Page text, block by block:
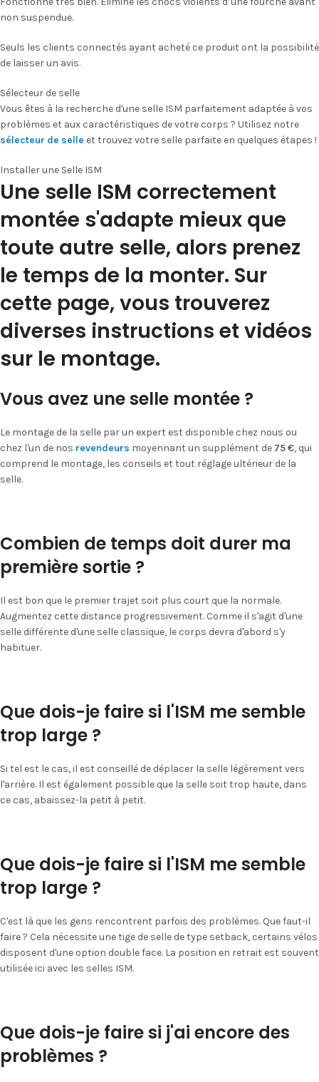
non suspendue.
Seuls les clients connectés ayant acheté ce produit ont la possibilité
de laisser un avis.
Sélecteur de selle
Vous êtes à la recherche d'une selle ISM parfaitement adaptée à vos
problèmes et aux caractéristiques de votre corps ? Utilisez notre
sélecteur de selle et trouvez votre selle parfaite en quelques étapes !
Installer une Selle ISM
Une selle ISM correctement
montée s'adapte mieux que
toute autre selle, alors prenez
le temps de la monter. Sur
cette page, vous trouverez
diverses instructions et vidéos
sur le montage.
Vous avez une selle montée ?
Le montage de la selle par un expert est disponible chez nous ou
chez l'un de nos revendeurs moyennant un supplément de 75 €, qui
comprend le montage, les conseils et tout réglage ultérieur de la
selle.
Combien de temps doit durer ma
première sortie ?
Il est bon que le premier trajet soit plus court que la normale.
Augmentez cette distance progressivement. Comme il s'agit d'une
selle différente d'une selle classique, le corps devra d'abord s'y
habituer.
Que dois-je faire si l'ISM me semble
trop large ?
Si tel est le cas, il est conseillé de déplacer la selle légèrement vers
l'arrière. Il est également possible que la selle soit trop haute, dans
ce cas, abaissez-la petit à petit.
Que dois-je faire si l'ISM me semble
trop large ?
C'est là que les gens rencontrent parfois des problèmes. Que faut-il
faire ? Cela nécessite une tige de selle de type setback, certains vélos
disposent d'une option double face. La position en retrait est souvent
utilisée ici avec les selles ISM.
Que dois-je faire si j'ai encore des
problèmes ?